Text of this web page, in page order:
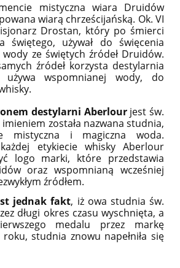
mistyczna wiara Druidów
wiarą chrześcijańską. Ok. VI
Drostan, który po śmierci
świętego, używał do święcenia
ze świętych źródeł Druidów.
źródeł korzysta destylarnia
wspomnianej wody, do
destylarni Aberlourjest św.
została nazwana studnia,
mistyczna i magiczna woda.
etykiecie whisky Aberlour
logo marki, które przedstawia
oraz wspomnianą wcześniej
źródłem.
jednak fakt, iż owa studnia św.
długi okres czasu wyschnięta, a
medalu przez markę
studnia znowu napełniła się